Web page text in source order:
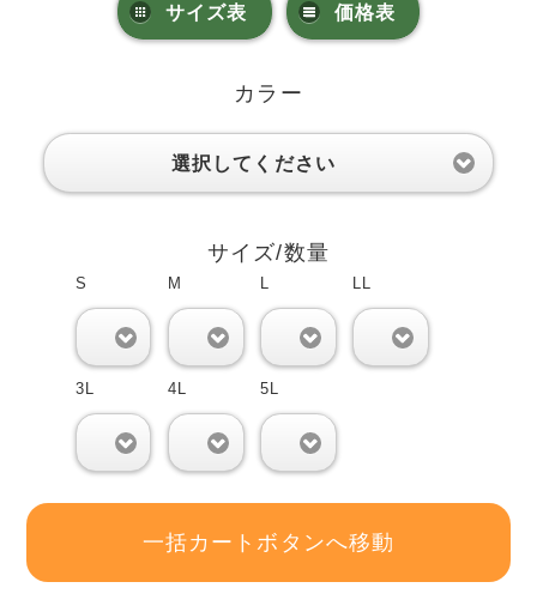
サイズ表 価格表
カラー
選択してください
サイズ/数量
S M L LL
3L 4L 5L
一括カートボタンへ移動